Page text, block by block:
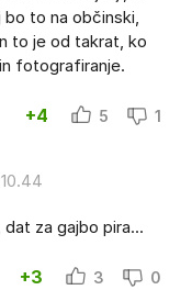
bo to na občinski,
to je od takrat, ko
fotografiranje.
+4 5 1
za gajbo pira...
+3 3 0